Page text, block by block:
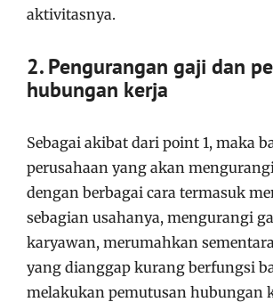
aktivitasnya.
2. Pengurangan gaji dan
hubungan kerja
Sebagai akibat dari point 1, maka
perusahaan yang akan
dengan berbagai cara termasuk
sebagian usahanya, mengurangi
karyawan, merumahkan
yang dianggap kurang berfungsi
melakukan pemutusan hubungan